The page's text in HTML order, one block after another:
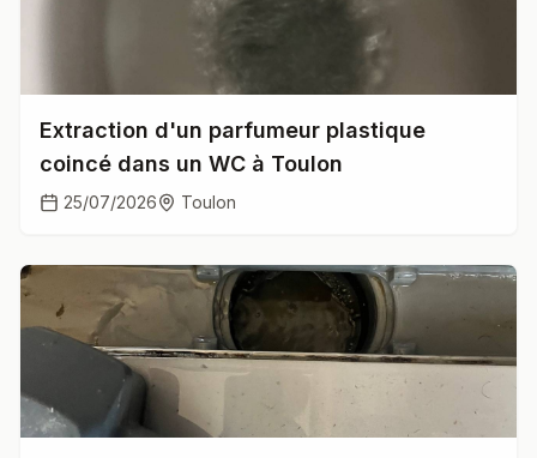
Extraction d'un parfumeur plastique
coincé dans un WC à Toulon
25/07/2026 Toulon